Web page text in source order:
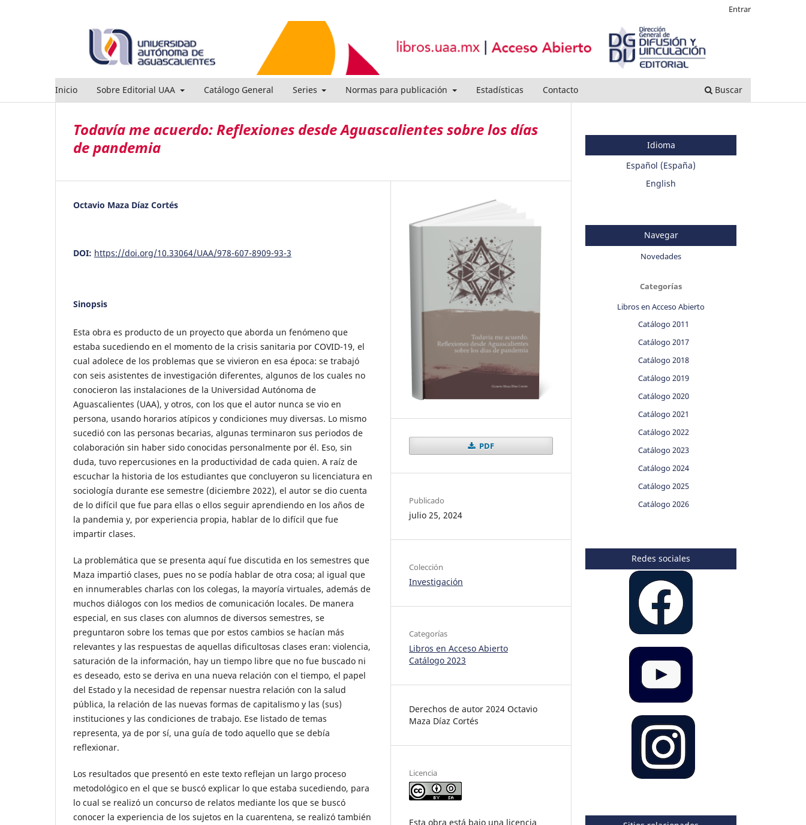
Inicio Sobre Editorial UAA Catálogo General Series Normas para publicación Estadísticas Contacto Buscar
Entrar
Todavía me acuerdo: Reflexiones desde Aguascalientes sobre los días
de pandemia
Octavio Maza Díaz Cortés
DOI: https://doi.org/10.33064/UAA/978-607-8909-93-3
Sinopsis
Esta obra es producto de un proyecto que aborda un fenómeno que
estaba sucediendo en el momento de la crisis sanitaria por COVID-19, el
cual adolece de los problemas que se vivieron en esa época: se trabajó
con seis asistentes de investigación diferentes, algunos de los cuales no
conocieron las instalaciones de la Universidad Autónoma de
Aguascalientes (UAA), y otros, con los que el autor nunca se vio en
persona, usando horarios atípicos y condiciones muy diversas. Lo mismo
sucedió con las personas becarias, algunas terminaron sus periodos de
colaboración sin haber sido conocidas personalmente por él. Eso, sin
duda, tuvo repercusiones en la productividad de cada quien. A raíz de
escuchar la historia de los estudiantes que concluyeron su licenciatura en
sociología durante ese semestre (diciembre 2022), el autor se dio cuenta
de lo difícil que fue para ellas o ellos seguir aprendiendo en los años de
la pandemia y, por experiencia propia, hablar de lo difícil que fue
impartir clases.
La problemática que se presenta aquí fue discutida en los semestres que
Maza impartió clases, pues no se podía hablar de otra cosa; al igual que
en innumerables charlas con los colegas, la mayoría virtuales, además de
muchos diálogos con los medios de comunicación locales. De manera
especial, en sus clases con alumnos de diversos semestres, se
preguntaron sobre los temas que por estos cambios se hacían más
relevantes y las respuestas de aquellas dificultosas clases eran: violencia,
saturación de la información, hay un tiempo libre que no fue buscado ni
es deseado, esto se deriva en una nueva relación con el tiempo, el papel
del Estado y la necesidad de repensar nuestra relación con la salud
pública, la relación de las nuevas formas de capitalismo y las (sus)
instituciones y las condiciones de trabajo. Ese listado de temas
representa, ya de por sí, una guía de todo aquello que se debía
reflexionar.
Los resultados que presentó en este texto reflejan un largo proceso
metodológico en el que se buscó explicar lo que estaba sucediendo, para
lo cual se realizó un concurso de relatos mediante los que se buscó
conocer la experiencia de los sujetos en la cuarentena, se realizó también
PDF
Publicado
julio 25, 2024
Colección
Investigación
Categorías
Libros en Acceso Abierto
Catálogo 2023
Derechos de autor 2024 Octavio
Maza Díaz Cortés
Licencia
Esta obra está bajo una licencia
Idioma
Español (España)
English
Navegar
Novedades
Categorías
Libros en Acceso Abierto
Catálogo 2011
Catálogo 2017
Catálogo 2018
Catálogo 2019
Catálogo 2020
Catálogo 2021
Catálogo 2022
Catálogo 2023
Catálogo 2024
Catálogo 2025
Catálogo 2026
Redes sociales